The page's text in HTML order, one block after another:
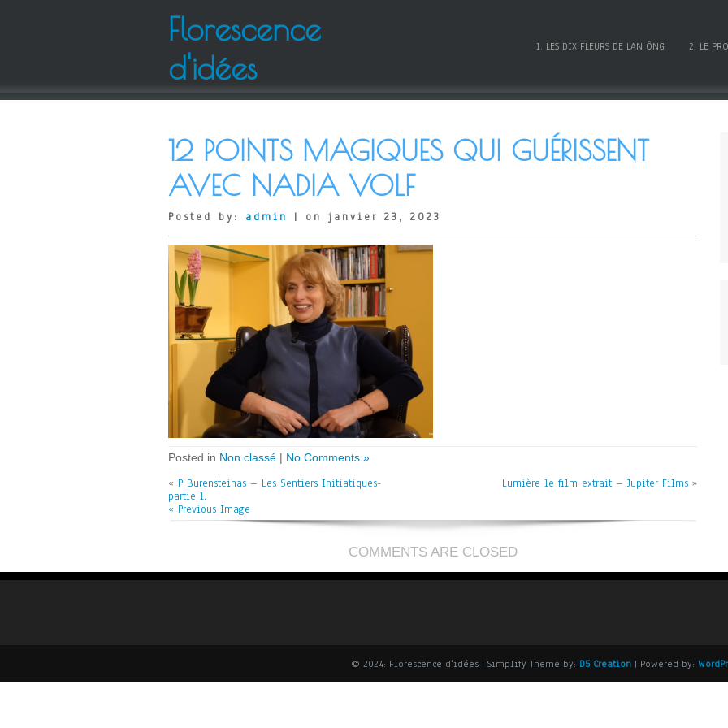
Florescence
d'idées
1. LES DIX FLEURS DE LAN ÔNG 2. LE
12 POINTS MAGIQUES QUI GUÉRISSENT
AVEC NADIA VOLF
Posted by: admin | on janvier 23, 2023
Posted in Non classé | No Comments »
« P Burensteinas – Les Sentiers Initiatiques-
partie 1.
Lumière le film extrait – Jupiter Films »
« Previous Image
COMMENTS ARE CLOSED
© 2024: Florescence d'idées | Simplify Theme by: D5 Creation| Powered by: